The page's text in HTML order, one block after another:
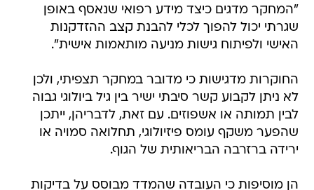
"המחקר מדגים כיצד מידע רפואי שנאסף באופן
שגרתי יכול להפוך לכלי להבנת קצב ההזדקנות
האישי ולפיתוח גישות מניעה מותאמות אישית".
החוקרות מדגישות כי מדובר במחקר תצפיתי, ולכן
לא ניתן לקבוע קשר סיבתי ישיר בין גיל ביולוגי גבוה
לבין תמותה או אשפוזים. עם זאת, לדבריהן, ייתכן
שהפער משקף עומס פיזיולוגי, תחלואה סמויה או
ירידה ברזרבה הבריאותית של הגוף.
הן מוסיפות כי העובדה שהמדד מבוסס על בדיקות